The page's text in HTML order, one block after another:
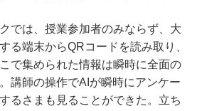
では、授業参加者のみならず、大
る端末からQRコードを読み取り、
で集められた情報は瞬時に全面の
講師の操作でAIが瞬時にアンケー
るさまも見ることができた。立ち